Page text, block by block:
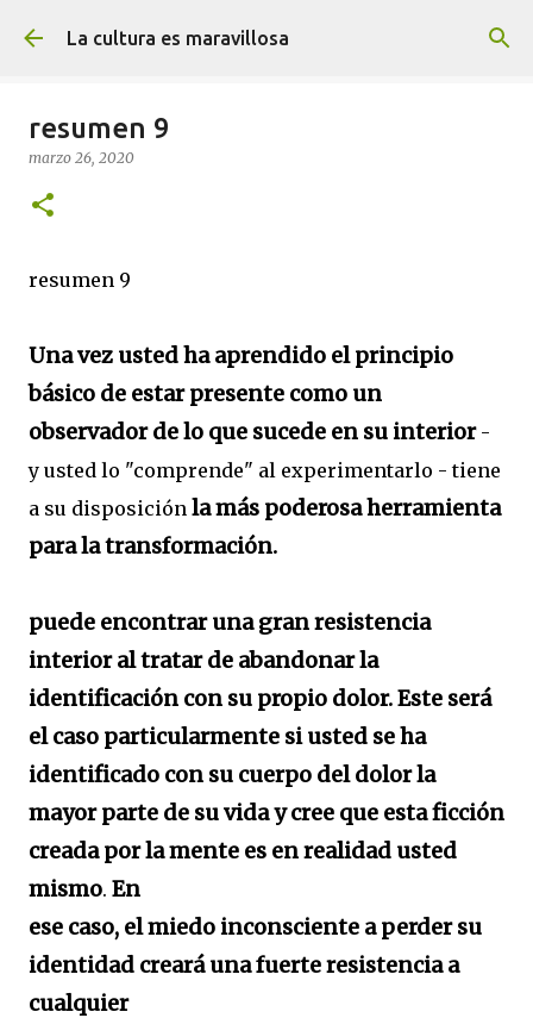
Ir al contenido principal
La cultura es maravillosa
resumen 9
marzo 26, 2020
resumen 9
Una vez usted ha aprendido el principio
básico de estar presente como un
observador de lo que sucede en su interior -
y usted lo "comprende" al experimentarlo - tiene
a su disposición la más poderosa herramienta
para la transformación.
puede encontrar una gran resistencia
interior al tratar de abandonar la
identificación con su propio dolor. Este será
el caso particularmente si usted se ha
identificado con su cuerpo del dolor la
mayor parte de su vida y cree que esta ficción
creada por la mente es en realidad usted
mismo. En
ese caso, el miedo inconsciente a perder su
identidad creará una fuerte resistencia a
cualquier